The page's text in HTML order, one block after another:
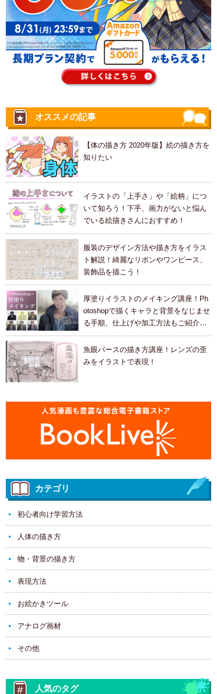
オススメの記事
【体の描き方 2020年版】絵の描き方を
知りたい
イラストの「上手さ」や「絵柄」につ
いて知ろう！下手、画力がないと悩ん
でいる絵描きさんにおすすめ！
服装のデザイン方法や描き方をイラス
ト解説！綺麗なリボンやワンピース、
装飾品を描こう！
厚塗りイラストのメイキング講座！Ph
otoshopで描くキャラと背景をなじませ
る手順、仕上げや加工方法もご紹介し
ます。
魚眼パースの描き方講座！レンズの歪
みをイラストで表現！
カテゴリ
初心者向け学習方法
人体の描き方
物・背景の描き方
表現方法
お絵かきツール
アナログ画材
その他
人気のタグ